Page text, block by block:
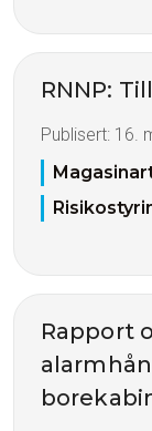
RNNP:
Publisert: 16.
Rapport